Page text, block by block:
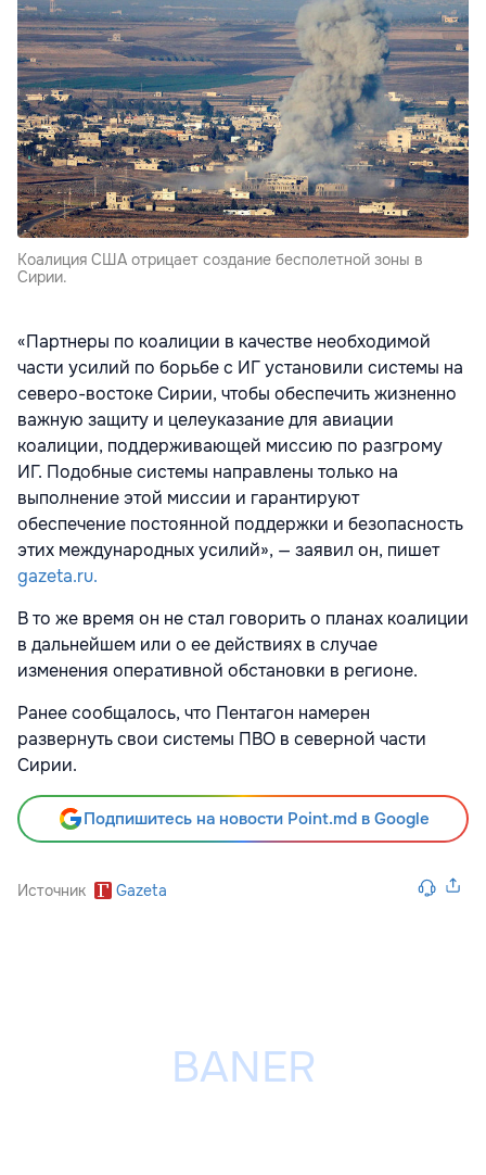
Коалиция США отрицает создание бесполетной зоны в
Сирии.
«Партнеры по коалиции в качестве необходимой
части усилий по борьбе с ИГ установили системы на
северо-востоке Сирии, чтобы обеспечить жизненно
важную защиту и целеуказание для авиации
коалиции, поддерживающей миссию по разгрому
ИГ. Подобные системы направлены только на
выполнение этой миссии и гарантируют
обеспечение постоянной поддержки и безопасность
этих международных усилий», — заявил он, пишет
gazeta.ru.
В то же время он не стал говорить о планах коалиции
в дальнейшем или о ее действиях в случае
изменения оперативной обстановки в регионе.
Ранее сообщалось, что Пентагон намерен
развернуть свои системы ПВО в северной части
Сирии.
Подпишитесь на новости Point.md в Google
Источник Gazeta